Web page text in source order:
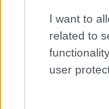
I want to
related to
user